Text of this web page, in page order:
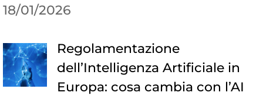
18/01/2026
Regolamentazione
dell’Intelligenza Artificiale in
Europa: cosa cambia con l’AI